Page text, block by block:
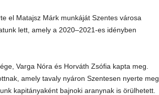
el Matajsz Márk munkáját Szentes városa
lett, amely a 2020–2021-es idényben
Varga Nóra és Horváth Zsófia kapta meg.
amely tavaly nyáron Szentesen nyerte meg
kapitányaként bajnoki aranynak is örülhetett.